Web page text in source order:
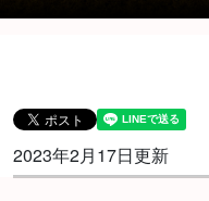
2023年2月17日更新